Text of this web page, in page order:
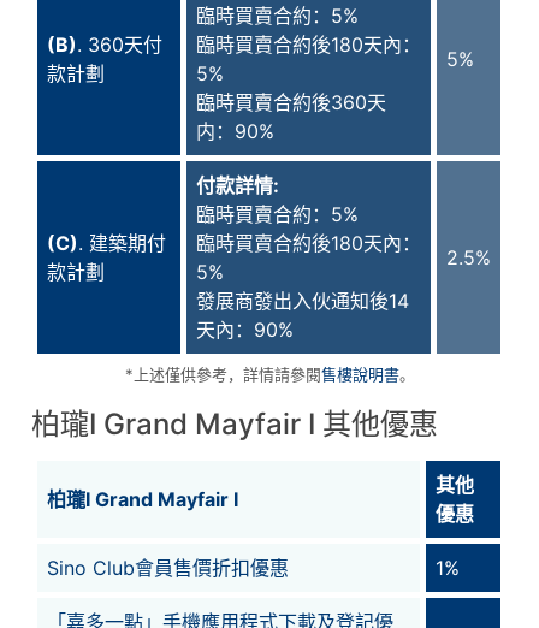
(B). 360天付
款計劃
臨時買賣合約：5%
臨時買賣合約後180天內：
5%
臨時買賣合約後360天
内：90%
5%
(C). 建築期付
款計劃
付款詳情:
臨時買賣合約：5%
臨時買賣合約後180天內：
5%
發展商發出入伙通知後14
天內：90%
2.5%
*上述僅供參考，詳情請參閱售樓說明書。
柏瓏I Grand Mayfair I 其他優惠
柏瓏I Grand Mayfair I
其他
優惠
Sino Club會員售價折扣優惠 1%
「嘉多一點」手機應用程式下載及登記優